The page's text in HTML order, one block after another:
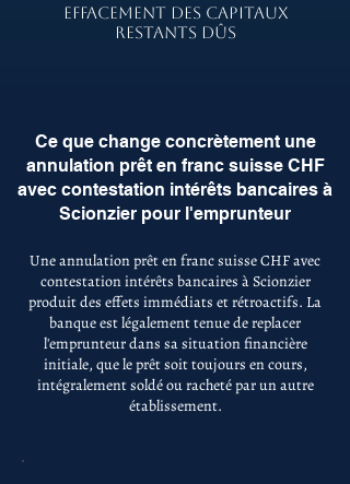
EFFACEMENT DES CAPITAUX
RESTANTS DÛS
Ce que change concrètement une
annulation prêt en franc suisse CHF
avec contestation intérêts bancaires à
Scionzier pour l'emprunteur
Une annulation prêt en franc suisse CHF avec
contestation intérêts bancaires à Scionzier
produit des effets immédiats et rétroactifs. La
banque est légalement tenue de replacer
l'emprunteur dans sa situation financière
initiale, que le prêt soit toujours en cours,
intégralement soldé ou racheté par un autre
établissement.